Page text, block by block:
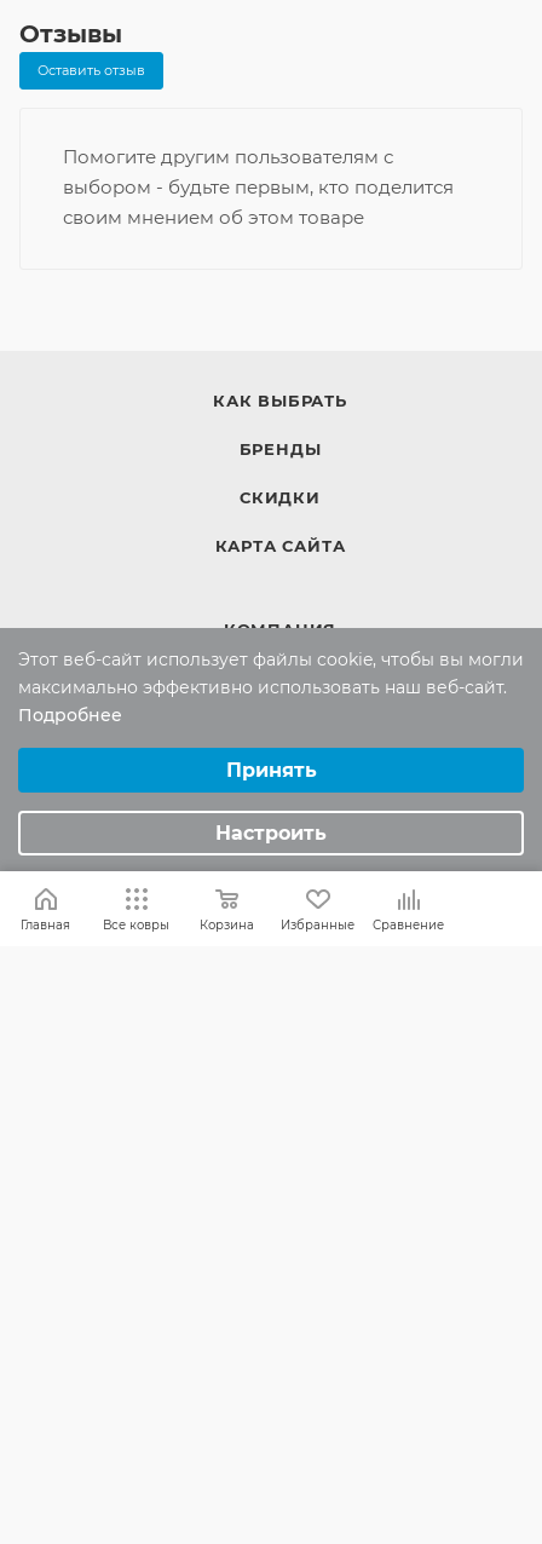
Отзывы
Оставить отзыв
Помогите другим пользователям с
выбором - будьте первым, кто поделится
своим мнением об этом товаре
КАК ВЫБРАТЬ
БРЕНДЫ
СКИДКИ
КАРТА САЙТА
КОМПАНИЯ
ИНФОРМАЦИЯ
Вопросы и ответы
Реквизиты
Политика конфиденциальности
Главная Все ковры Корзина Избранные Сравнение
Этот веб-сайт использует файлы cookie, чтобы вы могли
максимально эффективно использовать наш веб-сайт.
Подробнее
Аналитические/Функциональные
Принять
Настроить